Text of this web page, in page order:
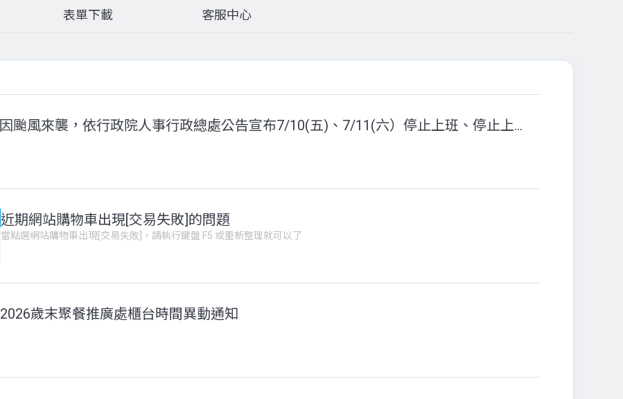
表單下載 客服中心
因颱風來襲，依行政院人事行政總處公告宣布7/10(五)、7/11(六）停止上班、停止上課。
近期網站購物車出現[交易失敗]的問題
當點選網站購物車出現[交易失敗]，請執行鍵盤 F5 或重新整理就可以了
2026歲末聚餐推廣處櫃台時間異動通知